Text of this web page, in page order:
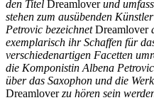
den Titel Dreamloverund
stehen zum ausübenden
Petrovic bezeichnetDreamlover
exemplarisch ihr Schaffen für
verschiedenartigen Facetten
die Komponistin Albena
über das Saxophon und die
Dreamloverzu hören sein